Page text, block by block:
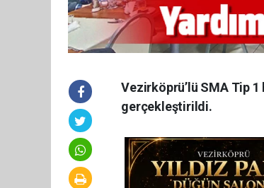
Vezirköprü’lü SMA Tip
gerçekleştirildi.